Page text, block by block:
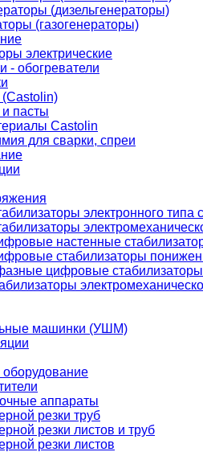
(дизельгенераторы)
(газогенераторы)
электрические
- обогреватели
(Castolin)
пасты
Castolin
для сварки, спреи
электронного
настенные
стабилизаторы
цифровые стабилизаторы
машинки (УШМ)
аппараты
резки труб
резки листов и труб
резки листов